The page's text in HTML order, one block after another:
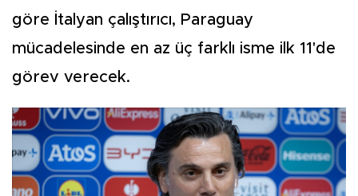
göre İtalyan çalıştırıcı, Paraguay
mücadelesinde en az üç farklı isme ilk 11'de
görev verecek.